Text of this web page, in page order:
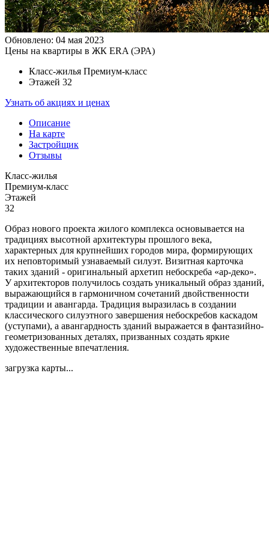
Обновлено: 04 мая 2023
Цены на квартиры в ЖК ERA (ЭРА)
Класс-жилья Премиум-класс
Этажей 32
Узнать об акциях и ценах
Описание
На карте
Застройщик
Отзывы
Класс-жилья
Премиум-класс
Этажей
32
Образ нового проекта жилого комплекса основывается на
традициях высотной архитектуры прошлого века,
характерных для крупнейших городов мира, формирующих
их неповторимый узнаваемый силуэт. Визитная карточка
таких зданий - оригинальный архетип небоскреба «ар-деко».
У архитекторов получилось создать уникальный образ зданий,
выражающийся в гармоничном сочетаний двойственности
традиции и авангарда. Традиция выразилась в создании
классического силуэтного завершения небоскребов каскадом
(уступами), а авангардность зданий выражается в фантазийно-
геометризованных деталях, призванных создать яркие
художественные впечатления.
загрузка карты...